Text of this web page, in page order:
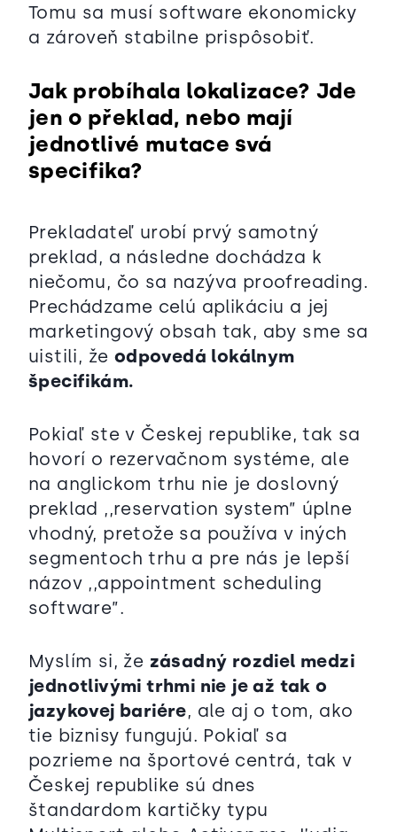
Tomu sa musí software ekonomicky
a zároveň stabilne prispôsobiť.
Jak probíhala lokalizace? Jde
jen o překlad, nebo mají
jednotlivé mutace svá
specifika?
Prekladateľ urobí prvý samotný
preklad, a následne dochádza k
niečomu, čo sa nazýva proofreading.
Prechádzame celú aplikáciu a jej
marketingový obsah tak, aby sme sa
uistili, že odpovedá lokálnym
špecifikám.
Pokiaľ ste v Českej republike, tak sa
hovorí o rezervačnom systéme, ale
na anglickom trhu nie je doslovný
preklad ,,reservation system” úplne
vhodný, pretože sa používa v iných
segmentoch trhu a pre nás je lepší
názov ,,appointment scheduling
software”.
Myslím si, že zásadný rozdiel medzi
jednotlivými trhmi nie je až tak o
jazykovej bariére, ale aj o tom, ako
tie biznisy fungujú. Pokiaľ sa
pozrieme na športové centrá, tak v
Českej republike sú dnes
štandardom kartičky typu